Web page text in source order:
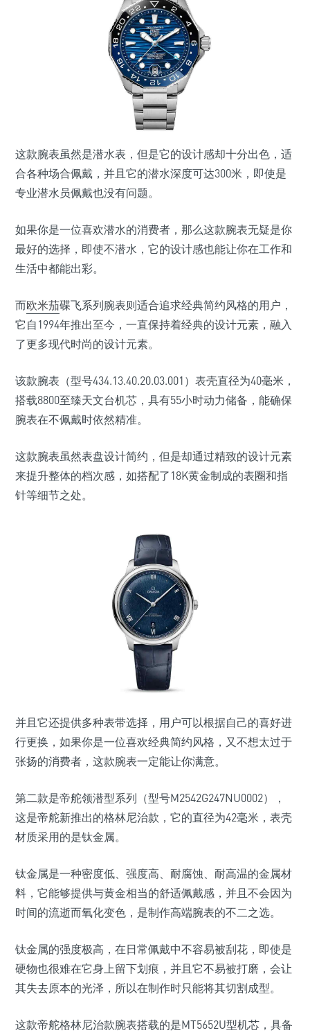
这款腕表虽然是潜水表，但是它的设计感却十分出色，适
合各种场合佩戴，并且它的潜水深度可达300米，即使是
专业潜水员佩戴也没有问题。
如果你是一位喜欢潜水的消费者，那么这款腕表无疑是你
最好的选择，即使不潜水，它的设计感也能让你在工作和
生活中都能出彩。
而欧米茄碟飞系列腕表则适合追求经典简约风格的用户，
它自1994年推出至今，一直保持着经典的设计元素，融入
了更多现代时尚的设计元素。
该款腕表（型号434.13.40.20.03.001）表壳直径为40毫米，
搭载8800至臻天文台机芯，具有55小时动力储备，能确保
腕表在不佩戴时依然精准。
这款腕表虽然表盘设计简约，但是却通过精致的设计元素
来提升整体的档次感，如搭配了18K黄金制成的表圈和指
针等细节之处。
并且它还提供多种表带选择，用户可以根据自己的喜好进
行更换，如果你是一位喜欢经典简约风格，又不想太过于
张扬的消费者，这款腕表一定能让你满意。
第二款是帝舵领潜型系列（型号M2542G247NU0002），
这是帝舵新推出的格林尼治款，它的直径为42毫米，表壳
材质采用的是钛金属。
钛金属是一种密度低、强度高、耐腐蚀、耐高温的金属材
料，它能够提供与黄金相当的舒适佩戴感，并且不会因为
时间的流逝而氧化变色，是制作高端腕表的不二之选。
钛金属的强度极高，在日常佩戴中不容易被刮花，即使是
硬物也很难在它身上留下划痕，并且它不易被打磨，会让
其失去原本的光泽，所以在制作时只能将其切割成型。
这款帝舵格林尼治款腕表搭载的是MT5652U型机芯，具备